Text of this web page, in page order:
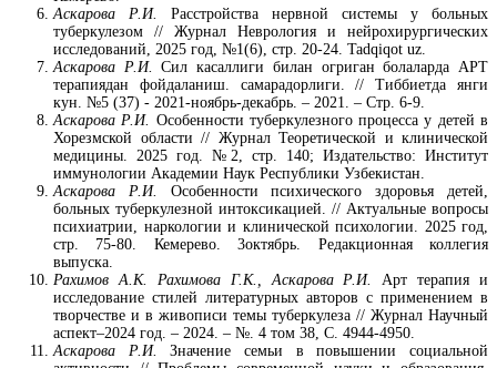
Аскарова Р.И.
Расстройства нервной системы у больных
туберкулезом // Журнал Неврология и нейрохирургических
исследований, 2025 год, №1(6), стр. 20-24. Tadqiqot uz.
Аскарова Р.И.Сил касаллиги билан огриган болаларда АРТ
терапиядан фойдаланиш. самарадорлиги. // Тиббиетда янги
кун. №5 (37) - 2021-ноябрь-декабрь. – 2021. – Стр. 6-9.
Аскарова Р.И. Особенности туберкулезного процесса у детей в
Хорезмской области // Журнал Теоретической и клинической
медицины. 2025 год. №2, стр. 140; Издательство: Институт
иммунологии Академии Наук Республики Узбекистан.
Аскарова Р.И.
Особенности психического здоровья детей,
больных туберкулезной интоксикацией. // Актуальные вопросы
психиатрии, наркологии и клинической психологии. 2025 год,
стр. 75-80. Кемерево. 3октябрь. Редакционная коллегия
выпуска.
Рахимов А.К. Рахимова Г.К., Аскарова Р.И. Арт терапия и
исследование стилей литературных авторов с применением в
творчестве и в живописи темы туберкулеза // Журнал Научный
аспект–2024 год. – 2024. – №. 4 том 38, C. 4944-4950.
Аскарова Р.И.Значение семьи в повышении социальной